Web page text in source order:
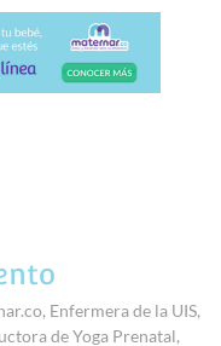
Enfermera de la UIS,
de Yoga Prenatal,